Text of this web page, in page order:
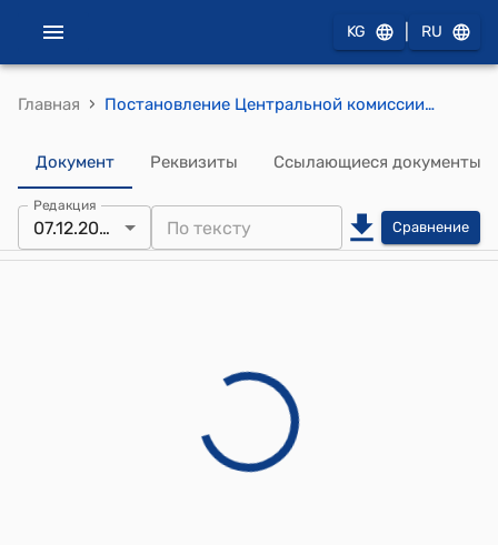
KG RU
Главная › Постановление Центральной комиссии по выборам и проведению референдумов КР от 7 декабря 2025 года № 165 "О результатах досрочных выборов депутатов Жогорку Кенеша Кыргызской Республики по многомандатному избирательному округу № 5"
Документ Реквизиты Ссылающиеся документы
Редакция
07.12.2025 Сравнение